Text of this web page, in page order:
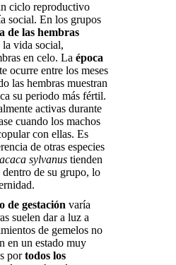
ciclo reproductivo
social. En los grupos
de las hembras
la vida social,
en celo. La época
ocurre entre los meses
las hembras muestran
su periodo más fértil.
activas durante
cuando los machos
con ellas. Es
de otras especies
sylvanus tienden
dentro de su grupo, lo
de gestación varía
suelen dar a luz a
de gemelos no
en un estado muy
portodos los